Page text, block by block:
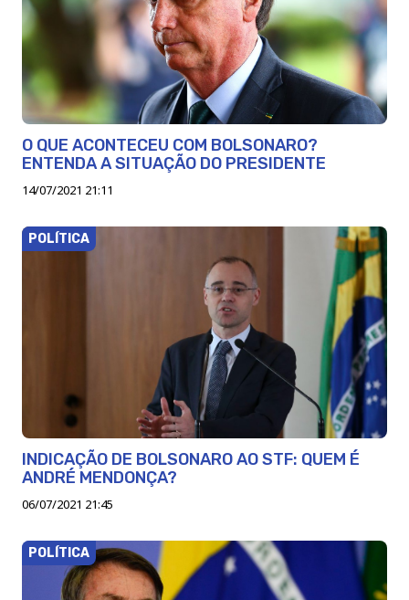
O QUE ACONTECEU COM BOLSONARO?
ENTENDA A SITUAÇÃO DO PRESIDENTE
14/07/2021 21:11
POLÍTICA
INDICAÇÃO DE BOLSONARO AO STF: QUEM É
ANDRÉ MENDONÇA?
06/07/2021 21:45
POLÍTICA